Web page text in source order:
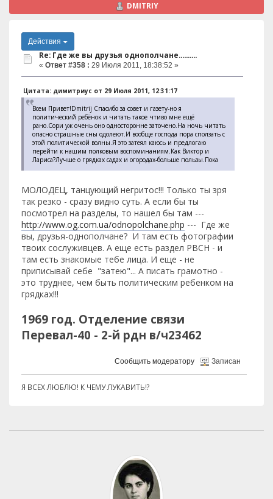
DMITRIY
Действия
Re: Где же вы друзья однополчане..........
« Ответ #358 : 29 Июля 2011, 18:38:52 »
Цитата: димитриус от 29 Июля 2011, 12:31:17
Всем Привет!Dmitrij Спасибо за совет и газету-но я
политический ребёнок и читать такое чтиво мне ещё
рано.Сори уж очень оно односторонне заточено.На ночь читать
опасно страшные сны одолеют.И вообще господа пора сползать с
этой политической волны.Я это затеял каюсь и предлогаю
перейти к нашим полковым воспоминаниям.Как Виктор и
Лариса?Лучше о грядках садах и огородах-больше пользы.Пока
МОЛОДЕЦ, танцующий негритос!!! Только ты зря
так резко - сразу видно суть. А если бы ты
посмотрел на разделы, то нашел бы там ---
http://www.og.com.ua/odnopolchane.php --- Где же
вы, друзья-однополчане? И там есть фотографии
твоих сослуживцев. А еще есть раздел РВСН - и
там есть знакомые тебе лица. И еще - не
приписывай себе "затею"... А писать грамотно -
это труднее, чем быть политическим ребенком на
грядках!!!
1969 год. Отделение связи
Перевал-40 - 2-й рдн в/ч23462
Сообщить модератору Записан
Я ВСЕХ ЛЮБЛЮ! К ЧЕМУ ЛУКАВИТЬ!?